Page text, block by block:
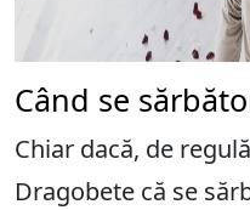
Când se
Chiar dacă, de
Dragobete că se